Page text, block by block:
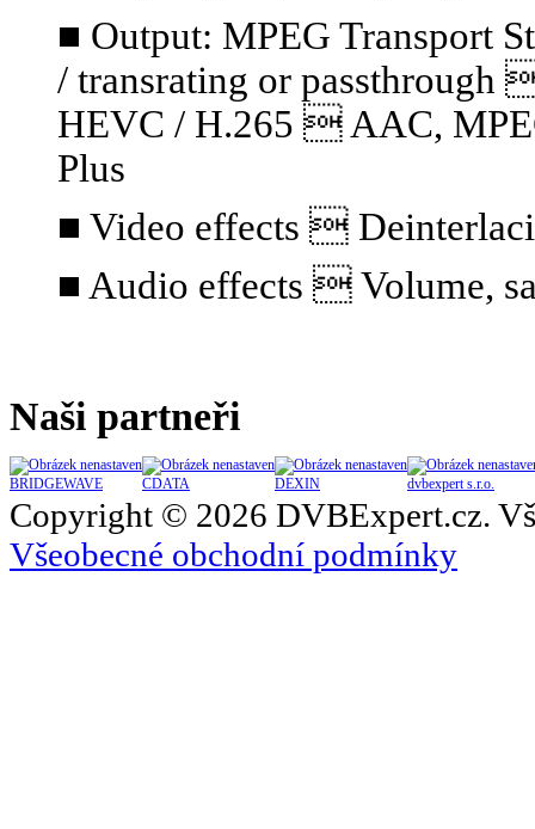
■ Output: MPEG Transport
/ transrating or
HEVC / H.265  AAC,
Plus
■ Video effects 
■ Audio effects  Volume,
Naši partneři
BRIDGEWAVE CDATA DEXIN dvbexpert s.r.o.
Copyright © 2026 DVBExpert.cz.
Všeobecné obchodní podmínky